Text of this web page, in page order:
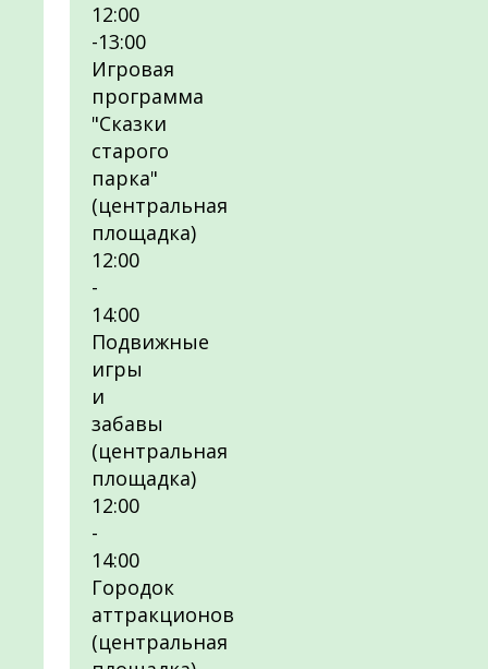
12:00
-13:00
Игровая
программа
"Сказки
старого
парка"
(центральная
площадка)
12:00
-
14:00
Подвижные
игры
и
забавы
(центральная
площадка)
12:00
-
14:00
Городок
аттракционов
(центральная